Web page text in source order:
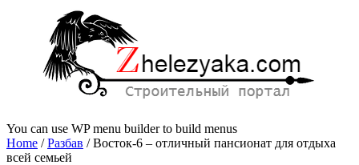
You can use WP menu builder to build menus
Home /Разбав /Восток-6 – отличный пансионат для отдыха
всей семьей